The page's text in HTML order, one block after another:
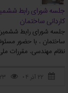
جلسه شورای رابط
کاردانی ساختمان
جلسه شورای رابط ششمین
ساختمان ، با حضور
نظام مهندسی، مقررات
 ۲۲ آذر ۰۴ 